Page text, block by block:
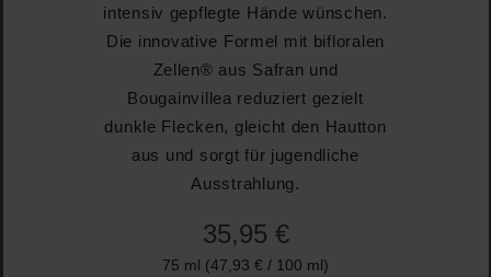
intensiv gepflegte Hände wünschen.
Die innovative Formel mit bifloralen
Zellen® aus Safran und
Bougainvillea reduziert gezielt
dunkle Flecken, gleicht den Hautton
aus und sorgt für jugendliche
Ausstrahlung.
35,95 €
75 ml (47,93 € / 100 ml)